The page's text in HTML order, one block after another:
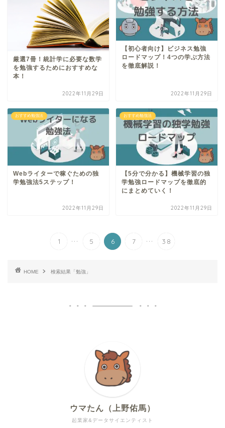
厳選7冊！統計学に必要な数学
を勉強するためにおすすめな
本！
2022年11月29日
【初心者向け】ビジネス勉強
ロードマップ！4つの学ぶ方法
を徹底解説！
2022年11月29日
おすすめ勉強法
Webライターで稼ぐための独
学勉強法5ステップ！
2022年11月29日
おすすめ勉強法
【5分で分かる】機械学習の独
学勉強ロードマップを徹底的
にまとめていく！
2022年11月29日
1 ... 5 6 7 ... 38
HOME 検索結果「勉強」
起業家&データサイエンティスト
ウマたん（上野佑馬）